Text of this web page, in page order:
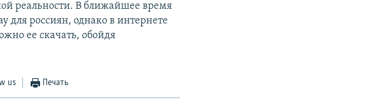
реальности. В ближайшее время
для россиян, однако в интернете
ее скачать, обойдя
us Печать